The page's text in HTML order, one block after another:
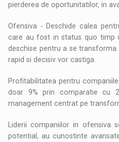
pierderea de oportunitatilor, in
Ofensiva - Deschide calea
care au fost in status quo timp
deschise pentru a se
rapid si decisiv vor castiga.
Profitabilitatea pentru
doar 9% prin comparatie cu
management centrat pe
Liderii companiilor in
potential, au cunostinte